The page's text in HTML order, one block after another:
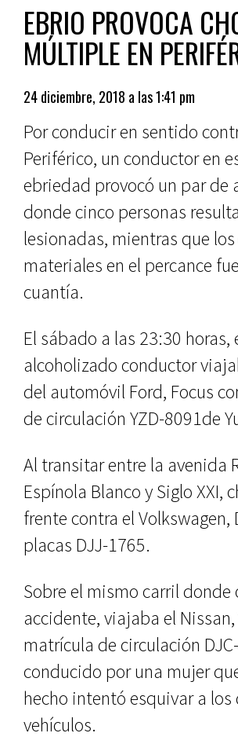
EBRIO PROVOCA
MÚLTIPLE EN
24 diciembre, 2018 a las 1:41 pm
Por conducir en sentido
Periférico, un conductor en
ebriedad provocó un par de
donde cinco personas
lesionadas, mientras que
materiales en el percance
cuantía.
El sábado a las 23:30 horas,
alcoholizado conductor
del automóvil Ford, Focus
de circulación YZD-8091de
Al transitar entre la avenida
Espínola Blanco y Siglo XXI,
frente contra el Volkswagen,
placas DJJ-1765.
Sobre el mismo carril donde
accidente, viajaba el Nissan,
matrícula de circulación
conducido por una mujer
hecho intentó esquivar a los
vehículos.